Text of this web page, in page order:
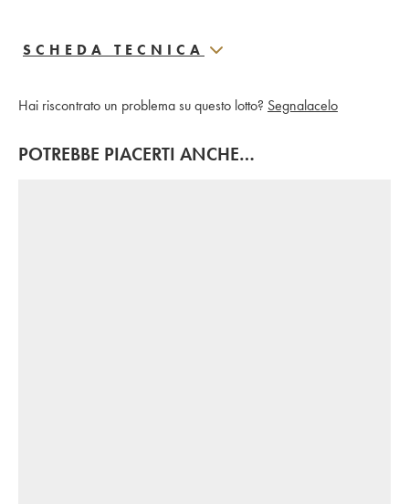
SCHEDA TECNICA
Hai riscontrato un problema su questo lotto? Segnalacelo
POTREBBE PIACERTI ANCHE…